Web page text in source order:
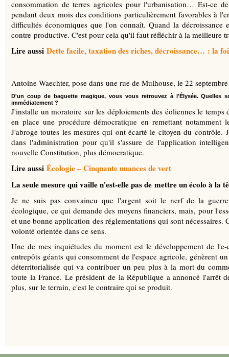
consommation de terres agricoles pour l'urbanisation… Est-ce
pendant deux mois des conditions particulièrement favorables à
difficultés économiques que l'on connaît. Quand la décroissance
contre-productive. C'est pour cela qu'il faut réfléchir à la meilleure
Lire aussi Dette facile, taxation des riches, décroissance… : la
Antoine Waechter, pose dans une rue de Mulhouse, le 22
D'un coup de baguette magique, vous vous retrouvez à l'Élysée. Quelles
immédiatement ?
J'installe un moratoire sur les déploiements des éoliennes le
en place une procédure démocratique en remettant notamment
J'abroge toutes les mesures qui ont écarté le citoyen du
dans l'administration pour qu'il s'assure de l'application
nouvelle Constitution, plus démocratique.
Lire aussi Écologie – Cinquante nuances de vert
La seule mesure qui vaille n'est-elle pas de mettre un écolo à la
Je ne suis pas convaincu que l'argent soit le nerf de la
écologique, ce qui demande des moyens financiers, mais, pour
et une bonne application des réglementations qui sont
volonté orientée dans ce sens.
Une de mes inquiétudes du moment est le développement de
entrepôts géants qui consomment de l'espace agricole, génèrent
déterritorialisée qui va contribuer un peu plus à la mort du
toute la France. Le président de la République a annoncé l'arrêt
plus, sur le terrain, c'est le contraire qui se produit.